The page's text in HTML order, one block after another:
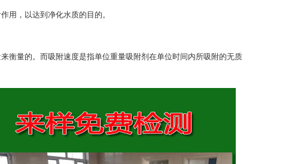
用，以达到净化水质的目的。
衡量的。而吸附速度是指单位重量吸附剂在单位时间内所吸附的无质